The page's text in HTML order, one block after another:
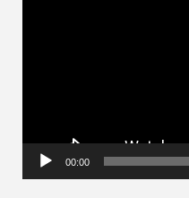
00:00